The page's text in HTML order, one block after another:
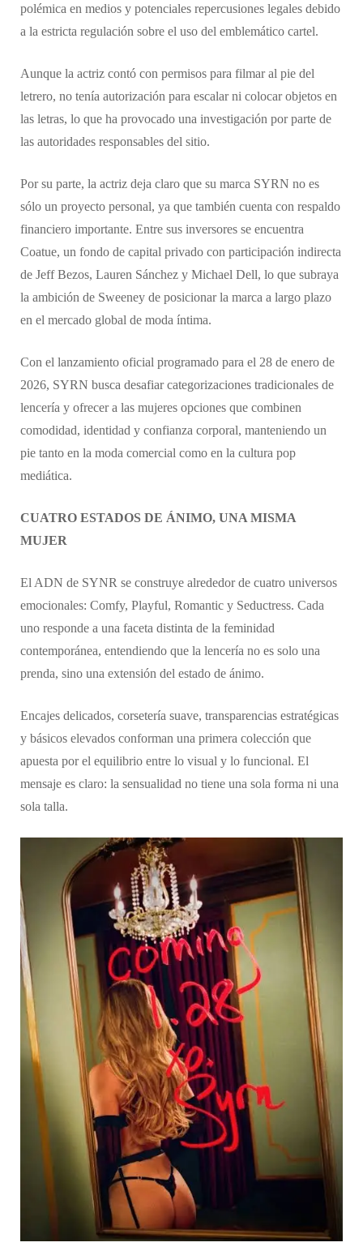
polémica en medios y potenciales repercusiones legales debido
a la estricta regulación sobre el uso del emblemático cartel.
Aunque la actriz contó con permisos para filmar al pie del
letrero, no tenía autorización para escalar ni colocar objetos en
las letras, lo que ha provocado una investigación por parte de
las autoridades responsables del sitio.
Por su parte, la actriz deja claro que su marca SYRN no es
sólo un proyecto personal, ya que también cuenta con respaldo
financiero importante. Entre sus inversores se encuentra
Coatue, un fondo de capital privado con participación indirecta
de Jeff Bezos, Lauren Sánchez y Michael Dell, lo que subraya
la ambición de Sweeney de posicionar la marca a largo plazo
en el mercado global de moda íntima.
Con el lanzamiento oficial programado para el 28 de enero de
2026, SYRN busca desafiar categorizaciones tradicionales de
lencería y ofrecer a las mujeres opciones que combinen
comodidad, identidad y confianza corporal, manteniendo un
pie tanto en la moda comercial como en la cultura pop
mediática.
CUATRO ESTADOS DE ÁNIMO, UNA MISMA
MUJER
El ADN de SYNR se construye alrededor de cuatro universos
emocionales: Comfy, Playful, Romantic y Seductress. Cada
uno responde a una faceta distinta de la feminidad
contemporánea, entendiendo que la lencería no es solo una
prenda, sino una extensión del estado de ánimo.
Encajes delicados, corsetería suave, transparencias estratégicas
y básicos elevados conforman una primera colección que
apuesta por el equilibrio entre lo visual y lo funcional. El
mensaje es claro: la sensualidad no tiene una sola forma ni una
sola talla.